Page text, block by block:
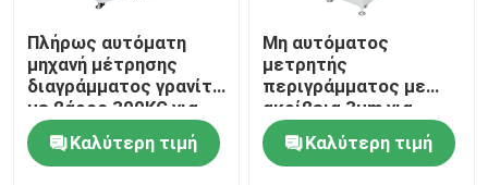
Πλήρως αυτόματη
μηχανή μέτρησης
διαγράμματος γρανίτη
με βάρος 300KG για
ακριβές σύστημα
μέτρησης όρασης CNC
Καλύτερη τιμή
Μη αυτόματος
μετρητής
περιγράμματος με
ακρίβεια 3μm για
χρήση σε πολλαπλές
βιομηχανίες σε
σύστημα μέτρησης 2D
Καλύτερη τιμή